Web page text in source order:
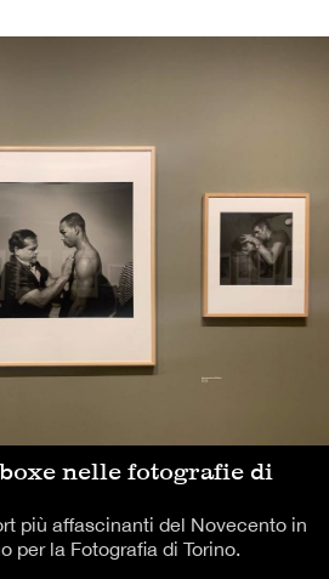
nelle fotografie di
più affascinanti del Novecento in
per la Fotografia di Torino.